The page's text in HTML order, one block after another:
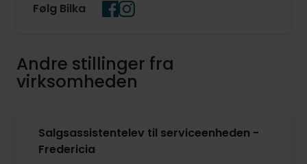
Følg Bilka
Andre stillinger fra
virksomheden
Salgsassistentelev til serviceenheden -
Fredericia